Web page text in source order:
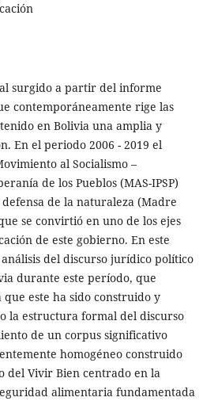
surgido a partir del informe
contemporáneamente rige las
en Bolivia una amplia y
En el periodo 2006 - 2019 el
al Socialismo –
de los Pueblos (MAS-IPSP)
de la naturaleza (Madre
se convirtió en uno de los ejes
de este gobierno. En este
del discurso jurídico político
durante este período, que
este ha sido construido y
la estructura formal del discurso
de un corpus significativo
homogéneo construido
del Vivir Bien centrado en la
alimentaria fundamentada